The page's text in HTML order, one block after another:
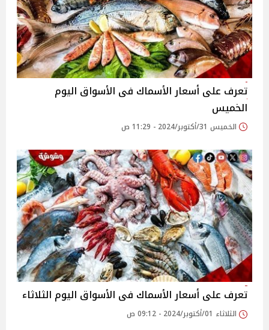
تعرف على أسعار الأسماك فى الأسواق اليوم
الخميس
الخميس 31/أكتوبر/2024 - 11:29 ص
تعرف على أسعار الأسماك فى الأسواق اليوم الثلاثاء
الثلاثاء 01/أكتوبر/2024 - 09:12 ص